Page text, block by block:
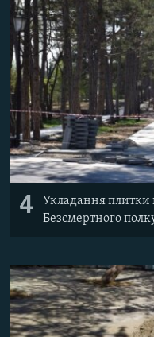
4
Укладання плитки
Безсмертного